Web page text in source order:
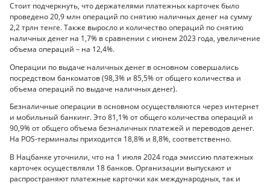
Стоит подчеркнуть, что держателями платежных карточек было
проведено 20,9 млн операций по снятию наличных денег на сумму
2,2 трлн тенге. Также выросло и количество операций по снятию
наличных денег на 1,7% в сравнении с июнем 2023 года, увеличение
объема операций – на 12,4%.
Операции по выдаче наличных денег в основном совершались
посредством банкоматов (98,3% и 85,5% от общего количества и
объема операций по выдаче наличных денег).
Безналичные операции в основном осуществляются через интернет
и мобильный банкинг. Это 81,1% от общего количества операций и
90,9% от общего объема безналичных платежей и переводов денег.
На POS-терминалы приходится 18,8% и 8,8%, соответственно.
В Нацбанке уточнили, что на 1 июля 2024 года эмиссию платежных
карточек осуществляли 18 банков. Организации выпускают и
распространяют платежные карточки как международных, так и